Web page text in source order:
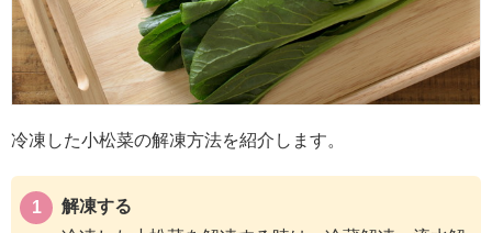
冷凍した小松菜の解凍方法を紹介します。
解凍する